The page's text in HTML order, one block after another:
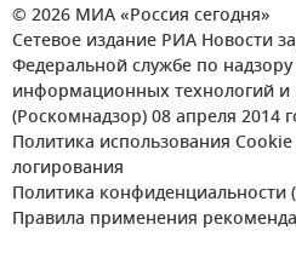
© 2026 МИА «Россия сегодня»
Сетевое издание РИА Новости
Федеральной службе по
информационных технологий
(Роскомнадзор) 08 апреля 2014
Политика использования
логирования
Политика конфиденциальности
Правила применения